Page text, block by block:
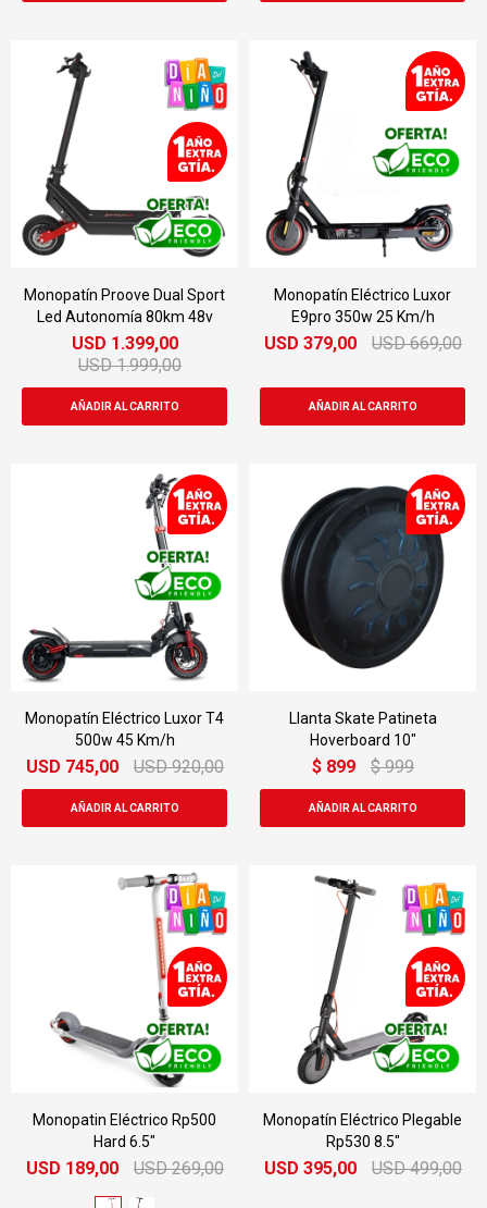
Monopatín Proove Dual Sport
Led Autonomía 80km 48v
USD 1.399,00
USD 1.999,00
Monopatín Eléctrico Luxor
E9pro 350w 25 Km/h
USD 379,00 USD 669,00
Monopatín Eléctrico Luxor T4
500w 45 Km/h
USD 745,00 USD 920,00
Llanta Skate Patineta
Hoverboard 10"
$ 899 $ 999
Monopatin Eléctrico Rp500
Hard 6.5"
USD 189,00 USD 269,00
Monopatín Eléctrico Plegable
Rp530 8.5"
USD 395,00 USD 499,00